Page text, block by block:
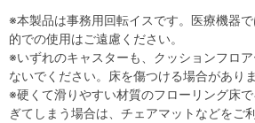
※本製品は事務用回転イスです。医療機器
的での使用はご遠慮ください。
※いずれのキャスターも、クッションフロ
ないでください。床を傷つける場合があり
※硬くて滑りやすい材質のフローリング床
ぎてしまう場合は、チェアマットなどをご